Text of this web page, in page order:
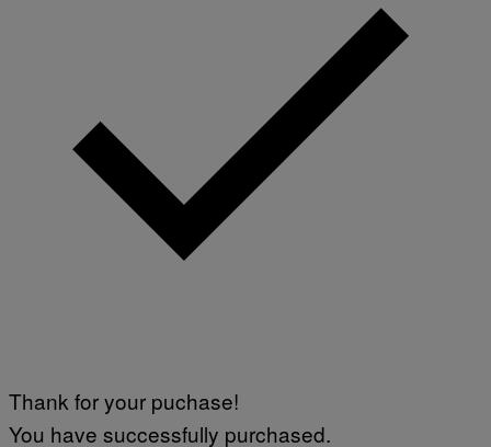
Thank for your puchase!
You have successfully purchased.